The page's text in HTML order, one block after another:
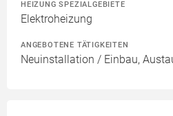
HEIZUNG SPEZIALGEBIETE
Elektroheizung
ANGEBOTENE TÄTIGKEITEN
Neuinstallation / Einbau,